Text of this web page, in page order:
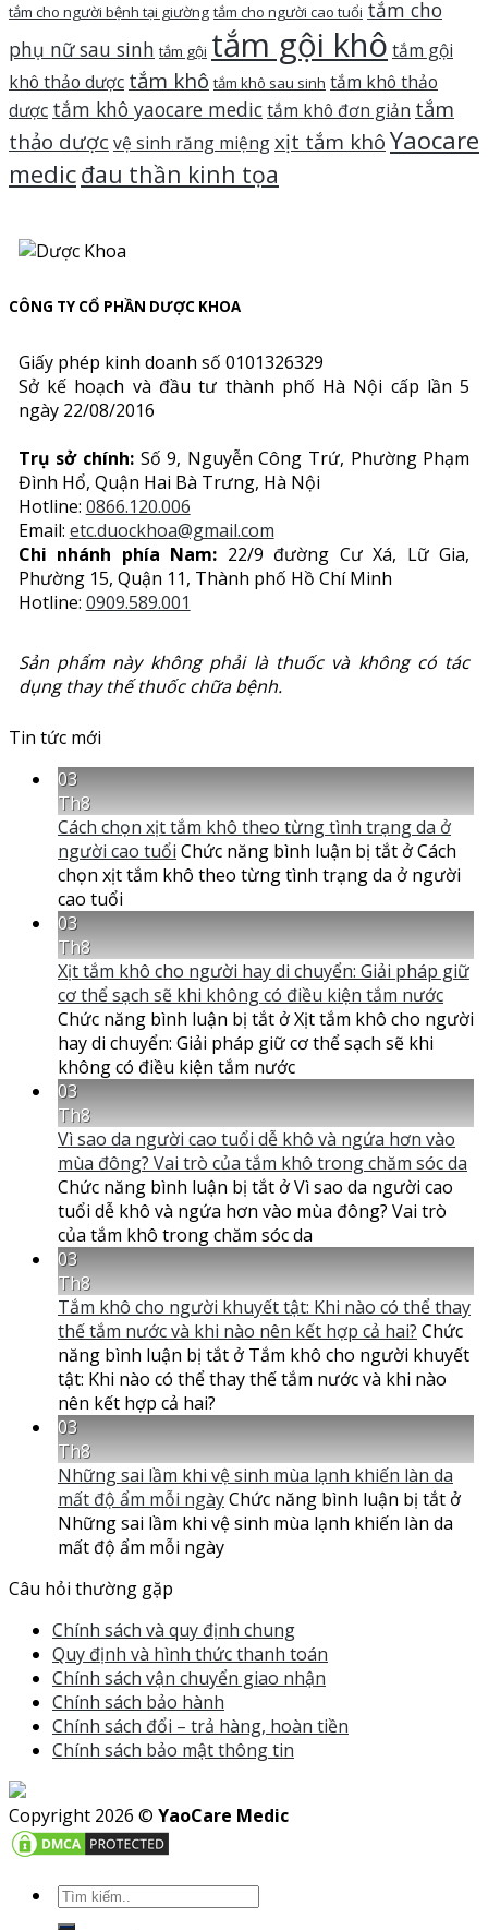
tắm cho người bệnh tại giường tắm cho người cao tuổi tắm cho
phụ nữ sau sinh tắm gội tắm gội khô tắm gội
khô thảo dược tắm khô tắm khô sau sinh tắm khô thảo
dược tắm khô yaocare medictắm khô đơn giản tắm
thảo dược vệ sinh răng miệngxịt tắm khôYaocare
medicđau thần kinh tọa
CÔNG TY CỔ PHẦN DƯỢC KHOA
Giấy phép kinh doanh số 0101326329
Sở kế hoạch và đầu tư thành phố Hà Nội cấp lần 5
ngày 22/08/2016
Trụ sở chính:Số 9, Nguyễn Công Trứ, Phường Phạm
Đình Hổ, Quận Hai Bà Trưng, Hà Nội
Hotline: 0866.120.006
Email: etc.duockhoa@gmail.com
Chi nhánh phía Nam: 22/9 đường Cư Xá, Lữ Gia,
Phường 15, Quận 11, Thành phố Hồ Chí Minh
Hotline: 0909.589.001
Sản phẩm này không phải là thuốc và không có tác
dụng thay thế thuốc chữa bệnh.
Tin tức mới
03
Th8
Cách chọn xịt tắm khô theo từng tình trạng da ở
người cao tuổi Chức năng bình luận bị tắt ở Cách
chọn xịt tắm khô theo từng tình trạng da ở người
cao tuổi
03
Th8
Xịt tắm khô cho người hay di chuyển: Giải pháp giữ
cơ thể sạch sẽ khi không có điều kiện tắm nước
Chức năng bình luận bị tắt ở Xịt tắm khô cho người
hay di chuyển: Giải pháp giữ cơ thể sạch sẽ khi
không có điều kiện tắm nước
03
Th8
Vì sao da người cao tuổi dễ khô và ngứa hơn vào
mùa đông? Vai trò của tắm khô trong chăm sóc da
Chức năng bình luận bị tắt ở Vì sao da người cao
tuổi dễ khô và ngứa hơn vào mùa đông? Vai trò
của tắm khô trong chăm sóc da
03
Th8
Tắm khô cho người khuyết tật: Khi nào có thể thay
thế tắm nước và khi nào nên kết hợp cả hai? Chức
năng bình luận bị tắt ở Tắm khô cho người khuyết
tật: Khi nào có thể thay thế tắm nước và khi nào
nên kết hợp cả hai?
03
Th8
Những sai lầm khi vệ sinh mùa lạnh khiến làn da
mất độ ẩm mỗi ngàyChức năng bình luận bị tắt ở
Những sai lầm khi vệ sinh mùa lạnh khiến làn da
mất độ ẩm mỗi ngày
Câu hỏi thường gặp
Chính sách và quy định chung
Quy định và hình thức thanh toán
Chính sách vận chuyển giao nhận
Chính sách bảo hành
Chính sách đổi – trả hàng, hoàn tiền
Chính sách bảo mật thông tin
Copyright 2026 © YaoCare Medic